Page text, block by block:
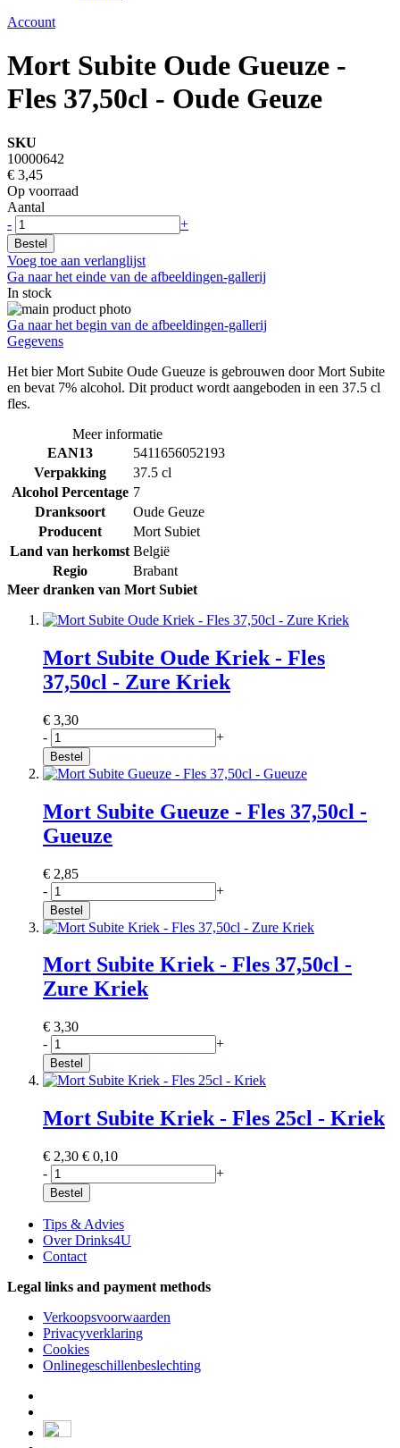
Account
Mort Subite Oude Gueuze -
Fles 37,50cl - Oude Geuze
SKU
10000642
€ 3,45
Op voorraad
Aantal
-
+
Bestel
Voeg toe aan verlanglijst
Ga naar het einde van de afbeeldingen-gallerij
In stock
Ga naar het begin van de afbeeldingen-gallerij
Gegevens
Het bier Mort Subite Oude Gueuze is gebrouwen door Mort Subite
en bevat 7% alcohol. Dit product wordt aangeboden in een 37.5 cl
fles.
Meer informatie
EAN13
5411656052193
Verpakking
37.5 cl
Alcohol Percentage 7
Dranksoort
Oude Geuze
Producent
Mort Subiet
Land van herkomst België
Regio
Brabant
Meer dranken van Mort Subiet
Mort Subite Oude Kriek - Fles
37,50cl - Zure Kriek
€ 3,30
-
+
Bestel
Mort Subite Gueuze - Fles 37,50cl -
Gueuze
€ 2,85
-
+
Bestel
Mort Subite Kriek - Fles 37,50cl -
Zure Kriek
€ 3,30
-
+
Bestel
Mort Subite Kriek - Fles 25cl - Kriek
€ 2,30 € 0,10
-
+
Bestel
Tips & Advies
Over Drinks4U
Contact
Legal links and payment methods
Verkoopsvoorwaarden
Privacyverklaring
Cookies
Onlinegeschillenbeslechting